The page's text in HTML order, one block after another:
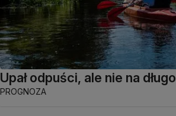
Upał odpuści, ale nie na długo
PROGNOZA